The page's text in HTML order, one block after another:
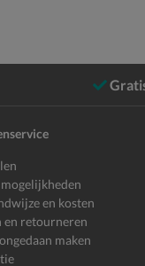
en kosten
en retourneren
maken